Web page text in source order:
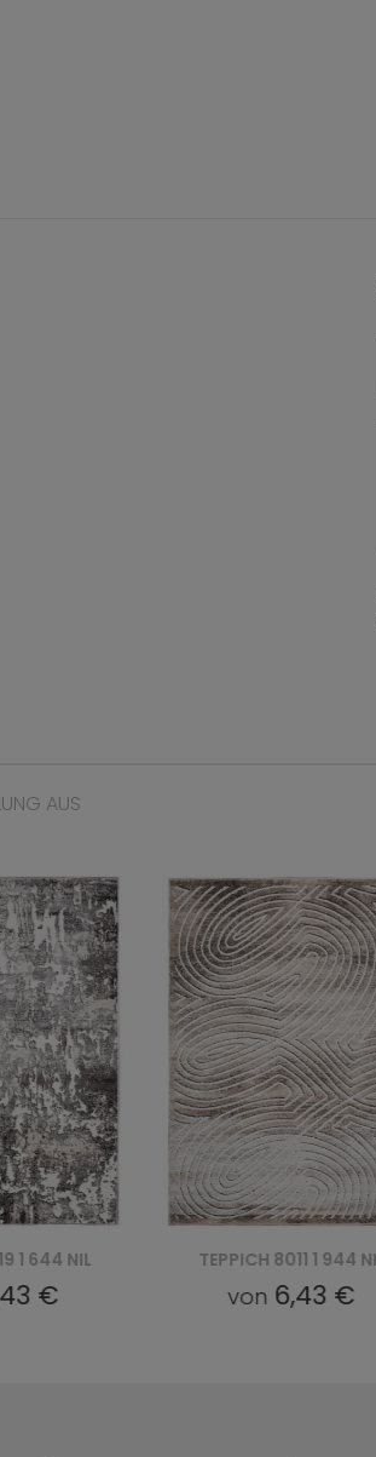
AUS
1 644 NIL
€
TEPPICH 8011 1 944 NIL
von6,43 €